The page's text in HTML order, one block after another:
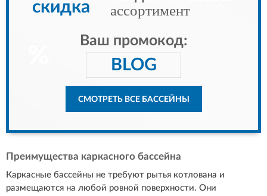
скидка
ассортимент
Ваш промокод:
BLOG
СМОТРЕТЬ ВСЕ БАССЕЙНЫ
Преимущества каркасного бассейна
Каркасные бассейны не требуют рытья котлована и
размещаются на любой ровной поверхности. Они